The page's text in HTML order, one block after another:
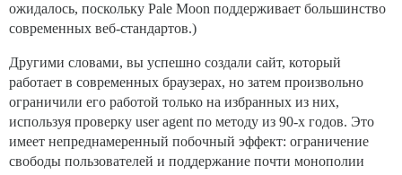
ожидалось, поскольку Pale Moon поддерживает большинство
современных веб-стандартов.)
Другими словами, вы успешно создали сайт, который
работает в современных браузерах, но затем произвольно
ограничили его работой только на избранных из них,
используя проверку user agent по методу из 90-х годов. Это
имеет непреднамеренный побочный эффект: ограничение
свободы пользователей и поддержание почти монополии